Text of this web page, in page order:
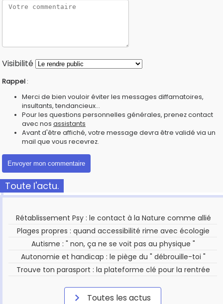
Visibilité
Rappel :
Merci de bien vouloir éviter les messages diffamatoires,
insultants, tendancieux...
Pour les questions personnelles générales, prenez contact
avec nos assistants
Avant d'être affiché, votre message devra être validé via un
mail que vous recevrez.
Toute l'actu.
Rétablissement Psy : le contact à la Nature comme allié
Plages propres : quand accessibilité rime avec écologie
Autisme : " non, ça ne se voit pas au physique "
Autonomie et handicap : le piège du " débrouille-toi "
Trouve ton parasport : la plateforme clé pour la rentrée
Toutes les actus